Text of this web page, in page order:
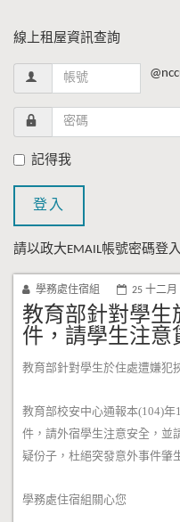
線上租屋資訊查詢
記得我
登入
請以政大EMAIL帳號密碼登
學務處住宿組 25 十二月
教育部針對學生
件，請學生注意
教育部針對學生於住處遭嫌犯
教育部校安中心通報本(104)
件，請外宿學生注意安全，並
疑份子，杜絕突發意外事件肇
學務處住宿組關心您